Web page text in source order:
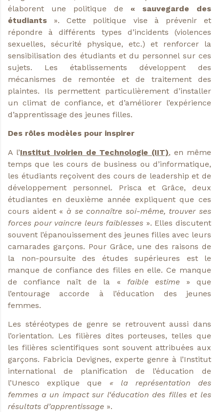
élaborent une politique de « sauvegarde des
étudiants ». Cette politique vise à prévenir et
répondre à différents types d’incidents (violences
sexuelles, sécurité physique, etc.) et renforcer la
sensibilisation des étudiants et du personnel sur ces
sujets. Les établissements développent des
mécanismes de remontée et de traitement des
plaintes. Ils permettent particulièrement d’installer
un climat de confiance, et d’améliorer l’expérience
d’apprentissage des jeunes filles.
Des rôles modèles pour inspirer
A l’Institut Ivoirien de Technologie (IIT), en même
temps que les cours de business ou d’informatique,
les étudiants reçoivent des cours de leadership et de
développement personnel. Prisca et Grâce, deux
étudiantes en deuxième année expliquent que ces
cours aident « à se connaître soi-même, trouver ses
forces pour vaincre leurs faiblesses ». Elles discutent
souvent l’épanouissement des jeunes filles avec leurs
camarades garçons. Pour Grâce, une des raisons de
la non-poursuite des études supérieures est le
manque de confiance des filles en elle. Ce manque
de confiance naît de la « faible estime» que
l’entourage accorde à l’éducation des jeunes
femmes.
Les stéréotypes de genre se retrouvent aussi dans
l’orientation. Les filières dites porteuses, telles que
les filières scientifiques sont souvent attribuées aux
garçons. Fabricia Devignes, experte genre à l’Institut
international de planification de l’éducation de
l’Unesco explique que « la représentation des
femmes a un impact sur l‘éducation des filles et les
résultats d’apprentissage ».